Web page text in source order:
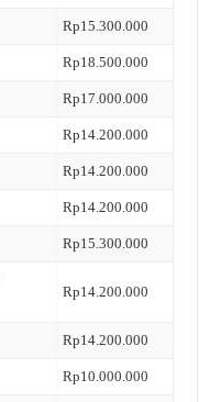
Rp15.300.000
Rp18.500.000
Rp17.000.000
Rp14.200.000
Rp14.200.000
Rp14.200.000
Rp15.300.000
Rp14.200.000
Rp14.200.000
Rp10.000.000